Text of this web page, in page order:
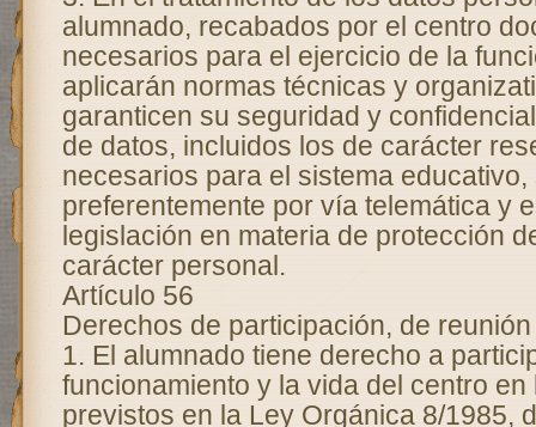
alumnado, recabados por el centro
necesarios para el ejercicio de la
aplicarán normas técnicas y
garanticen su seguridad y
de datos, incluidos los de carácter
necesarios para el sistema
preferentemente por vía telemática y
legislación en materia de protección
carácter personal.
Artículo 56
Derechos de participación, de
1. El alumnado tiene derecho a
funcionamiento y la vida del centro en
previstos en la Ley Orgánica 8/1985,